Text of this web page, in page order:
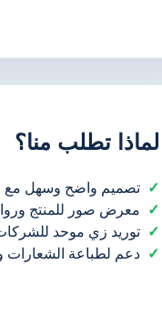
لماذا تطلب منا؟
تصميم واضح وسهل
معرض صور للمنتج
توريد زي موحد
دعم لطباعة الشعارات